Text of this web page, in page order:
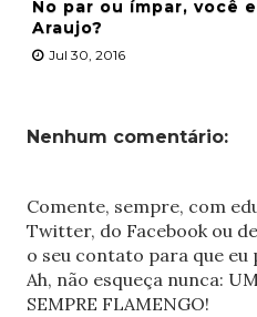
No par ou ímpar, você
Araujo?
Jul 30, 2016
Nenhum comentário:
Comente, sempre, com
Twitter, do Facebook ou
o seu contato para que eu
Ah, não esqueça nunca:
SEMPRE FLAMENGO!